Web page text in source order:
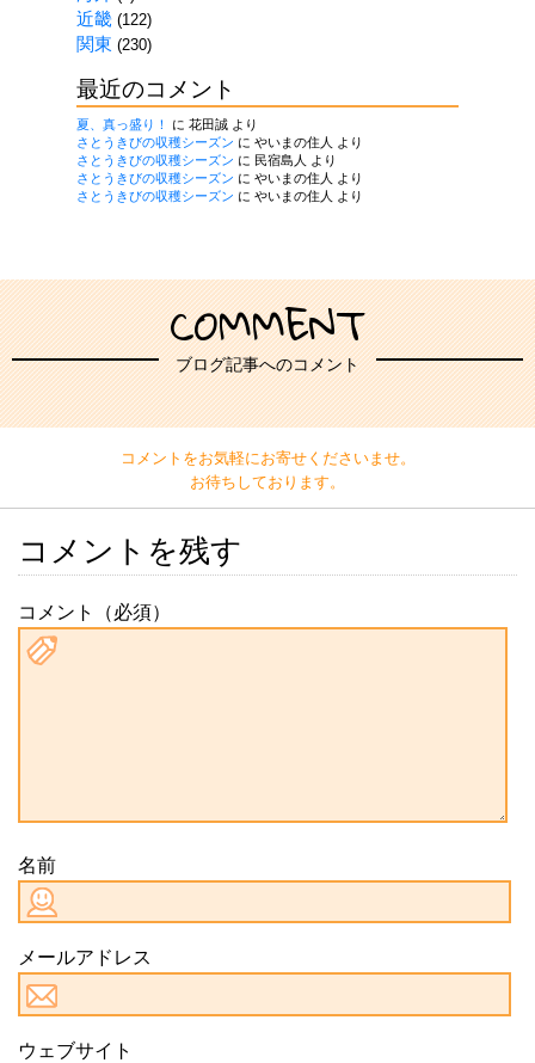
近畿(122)
関東 (230)
最近のコメント
夏、真っ盛り！ に 花田誠より
さとうきびの収穫シーズン に やいまの住人
より
さとうきびの収穫シーズン に 民宿島人
より
さとうきびの収穫シーズン に やいまの住人
より
さとうきびの収穫シーズン に やいまの住人 より
COMMENT
ブログ記事へのコメント
コメントをお気軽にお寄せくださいませ。
お待ちしております。
コメントを残す
コメント（必須）
名前
メールアドレス
ウェブサイト